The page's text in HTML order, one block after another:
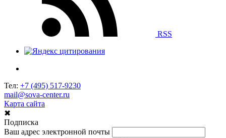
RSS
Тел: +7 (495) 517-9230
mail@sova-center.ru
Карта сайта
✖
Подписка
Ваш адрес электронной почты